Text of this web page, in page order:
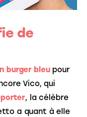
de
burger bleu pour
Vico, qui
, la célèbre
a quant à elle